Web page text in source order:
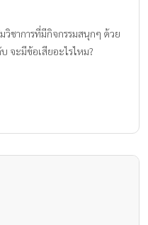
วิชาการที่มีกิจกรรมสนุกๆ ด้วย
จะมีข้อเสียอะไรไหม?